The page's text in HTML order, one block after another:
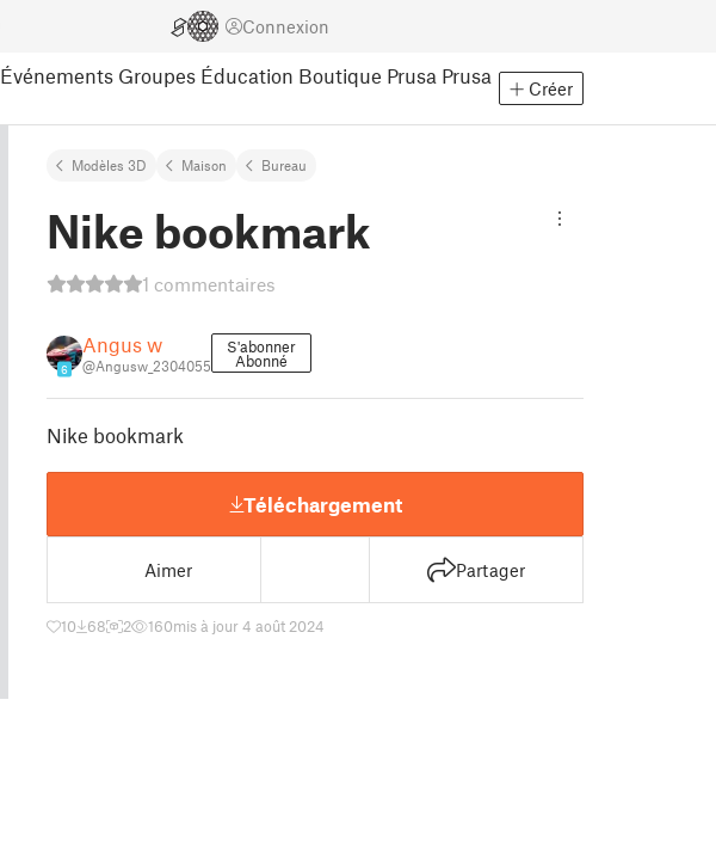
Connexion
Événements Groupes Éducation Boutique Prusa Prusa
Créer
Modèles 3D Maison Bureau
Nike bookmark
1 commentaires
6
Angus w
@Angusw_2304055
S'abonner
Abonné
Nike bookmark
Téléchargement
Aimer Partager
10 68 2 160mis à jour 4 août 2024